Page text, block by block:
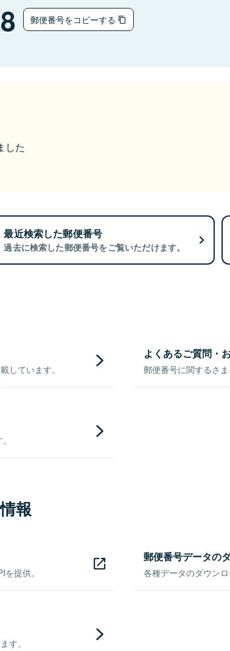
郵便番号をコピーする
した
最近検索した郵便番号
過去に検索した郵便番号をご覧いただけます。
しています。
よくあるご質問・
郵便番号に関するさ
報
提供。
郵便番号データの
各種データのダウン
す。